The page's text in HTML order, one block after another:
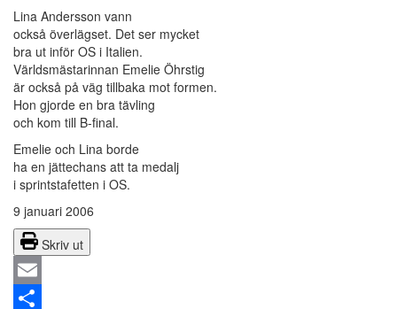
Lina Andersson vann
också överlägset. Det ser mycket
bra ut inför OS i Italien.
Världsmästarinnan Emelie Öhrstig
är också på väg tillbaka mot formen.
Hon gjorde en bra tävling
och kom till B-final.
Emelie och Lina borde
ha en jättechans att ta medalj
i sprintstafetten i OS.
9 januari 2006
Skriv ut
Email